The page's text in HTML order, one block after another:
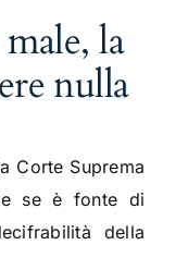
la
nulla
Corte Suprema
se è fonte di
della